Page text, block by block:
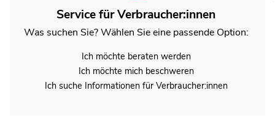
Service für Verbraucher:innen
Was suchen Sie? Wählen Sie eine passende Option:
Ich möchte beraten werden
Ich möchte mich beschweren
Ich suche Informationen für Verbraucher:innen